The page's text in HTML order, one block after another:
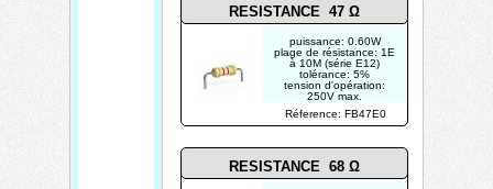
Réference: FB47E0
RESISTANCE 47 Ω
RESISTANCE 68 Ω
puissance: 0.60W
plage de résistance: 1E
à 10M (série E12)
tolérance: 5%
tension d'opération:
250V max.
photo non contractuelle